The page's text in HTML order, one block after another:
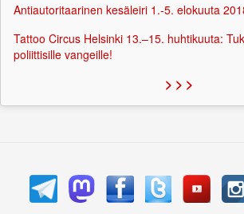
Antiautoritaarinen kesäleiri 1.-5. elokuuta
Tattoo Circus Helsinki 13.–15. huhtikuuta:
poliittisille vangeille!
> > >